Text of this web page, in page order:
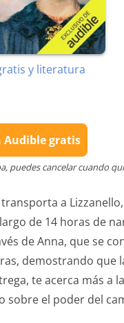
y literatura
Audible gratis
puedes cancelar cuando
a
de 14 horas de
de Anna, que se
demostrando que
te acerca más a
sobre el poder del